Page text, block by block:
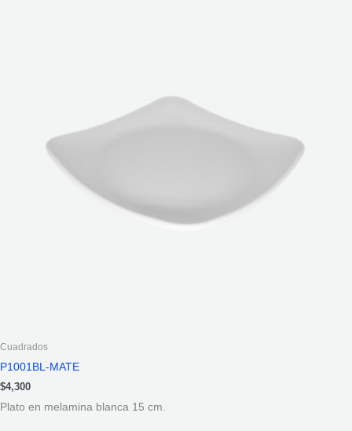
Cuadrados
P1001BL-MATE
$4,300
Plato en melamina blanca 15 cm.